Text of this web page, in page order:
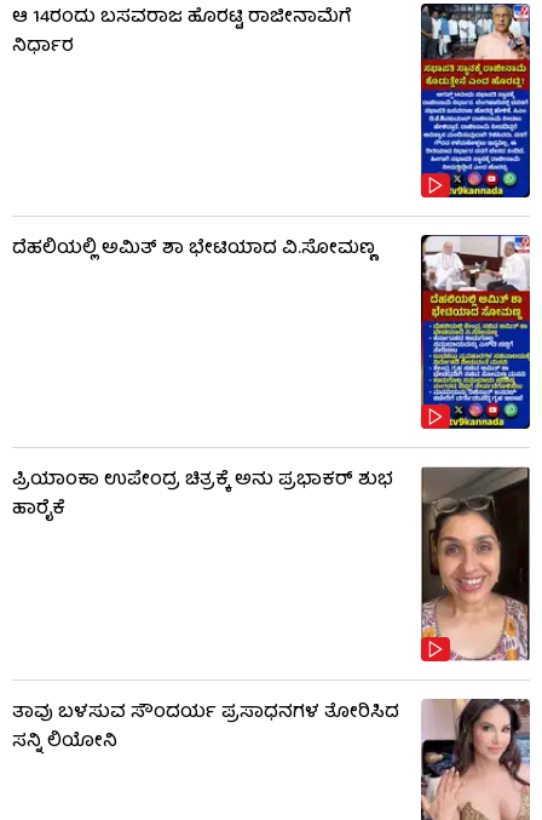
ಆ 14ರಂದು ಬಸವರಾಜ ಹೊರಟ್ಟಿ ರಾಜೀನಾಮೆಗೆ
ನಿರ್ಧಾರ
ದೆಹಲಿಯಲ್ಲಿ ಅಮಿತ್ ಶಾ ಭೇಟಿಯಾದ ವಿ.ಸೋಮಣ್ಣ
ಪ್ರಿಯಾಂಕಾ ಉಪೇಂದ್ರ ಚಿತ್ರಕ್ಕೆ ಅನು ಪ್ರಭಾಕರ್ ಶುಭ
ಹಾರೈಕೆ
ತಾವು ಬಳಸುವ ಸೌಂದರ್ಯ ಪ್ರಸಾಧನಗಳ ತೋರಿಸಿದ
ಸನ್ನಿ ಲಿಯೋನಿ